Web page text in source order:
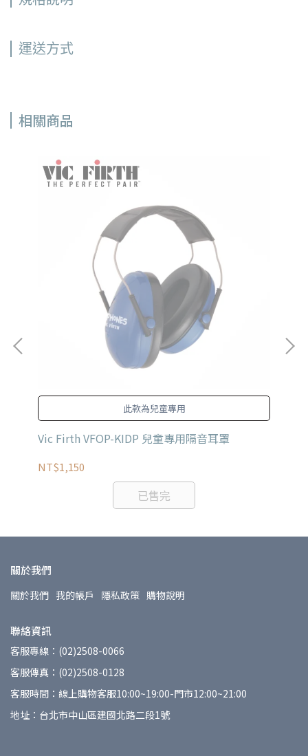
運送方式
相關商品
此款為兒童專用
Vic Firth VFOP-KIDP 兒童專用隔音耳罩
NT$1,150
已售完
關於我們
關於我們 我的帳戶 隱私政策 購物說明
聯絡資訊
客服專線：(02)2508-0066
客服傳真：(02)2508-0128
客服時間：線上購物客服10:00~19:00-門市12:00~21:00
地址：台北市中山區建國北路二段1號